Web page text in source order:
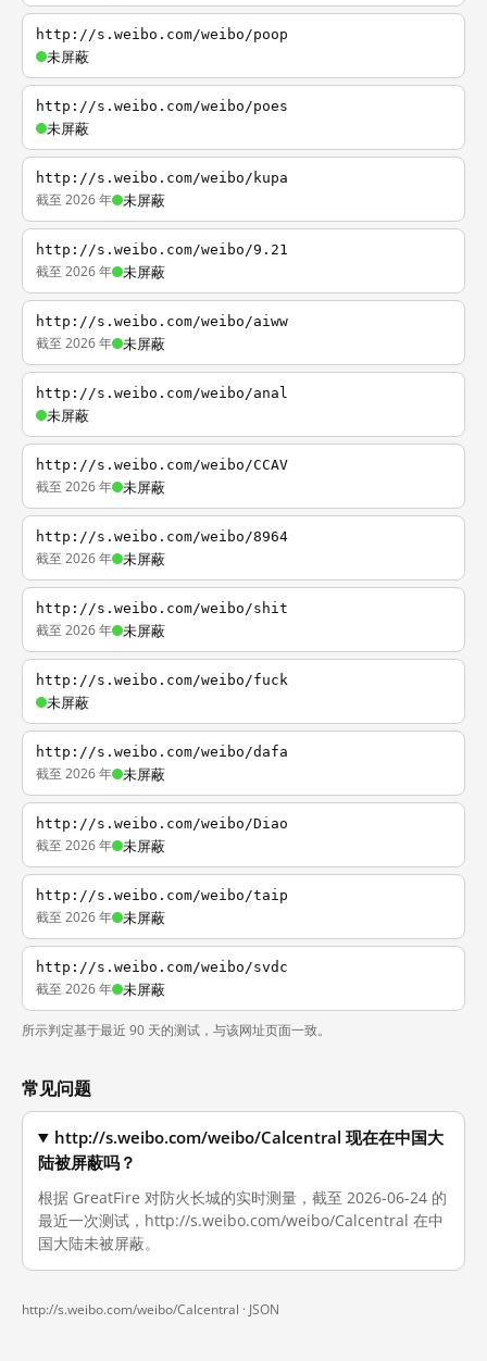
http://s.weibo.com/weibo/poop
未屏蔽
http://s.weibo.com/weibo/poes
未屏蔽
http://s.weibo.com/weibo/kupa
截至 2026 年 未屏蔽
http://s.weibo.com/weibo/9.21
截至 2026 年 未屏蔽
http://s.weibo.com/weibo/aiww
截至 2026 年 未屏蔽
http://s.weibo.com/weibo/anal
未屏蔽
http://s.weibo.com/weibo/CCAV
截至 2026 年 未屏蔽
http://s.weibo.com/weibo/8964
截至 2026 年 未屏蔽
http://s.weibo.com/weibo/shit
截至 2026 年 未屏蔽
http://s.weibo.com/weibo/fuck
未屏蔽
http://s.weibo.com/weibo/dafa
截至 2026 年 未屏蔽
http://s.weibo.com/weibo/Diao
截至 2026 年 未屏蔽
http://s.weibo.com/weibo/taip
截至 2026 年 未屏蔽
http://s.weibo.com/weibo/svdc
截至 2026 年 未屏蔽
所示判定基于最近 90 天的测试，与该网址页面一致。
常见问题
http://s.weibo.com/weibo/Calcentral 现在在中国大
陆被屏蔽吗？
根据 GreatFire 对防火长城的实时测量，截至 2026-06-24 的
最近一次测试，http://s.weibo.com/weibo/Calcentral 在中
国大陆未被屏蔽。
http://s.weibo.com/weibo/Calcentral · JSON